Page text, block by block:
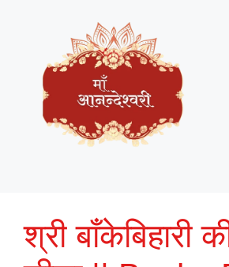
content
श्री बाँकेबिहारी